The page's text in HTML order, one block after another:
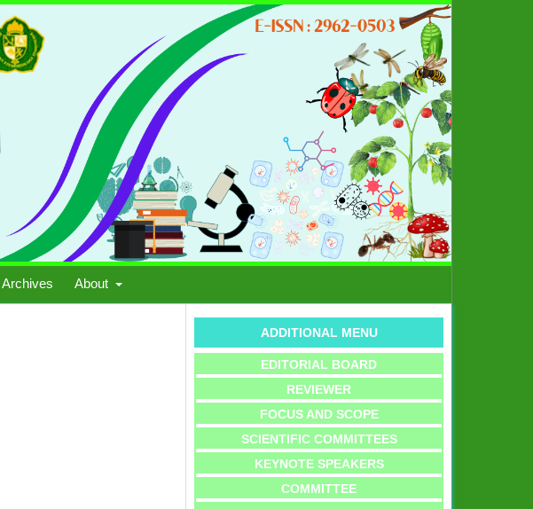
Archives About
ADDITIONAL MENU
EDITORIAL BOARD
REVIEWER
FOCUS AND SCOPE
SCIENTIFIC COMMITTEES
KEYNOTE SPEAKERS
COMMITTEE